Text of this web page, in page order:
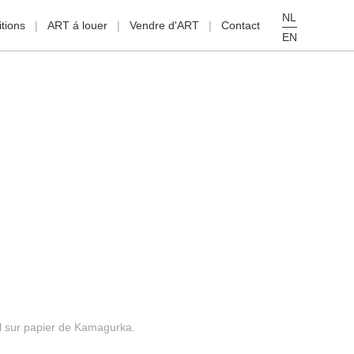
NL
EN
ART á louer Vendre d'ART Contact
papier de Kamagurka.